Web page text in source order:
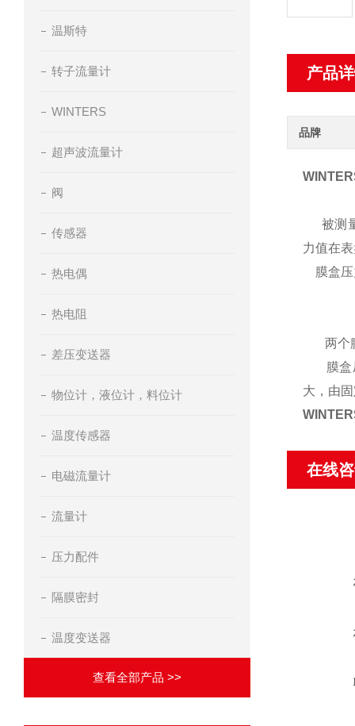
产品
品牌
被测
力值在
膜盒压
两个膜
膜盒压
大，由
在线
温斯特
转子流量计
WINTERS
超声波流量计
阀
传感器
热电偶
热电阻
差压变送器
物位计，液位计，料位计
温度传感器
电磁流量计
流量计
压力配件
隔膜密封
温度变送器
查看全部产品 >>